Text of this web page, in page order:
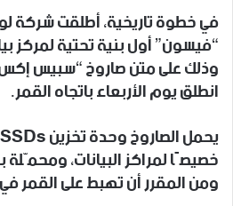
في خطوة تاريخية، أطلقت شركة
“فيسون” أول بنية تحتية لمركز
انطلق يوم الأربعاء باتجاه القمر.
خصيصًا لمراكز البيانات، ومحمّلة
ومن المقرر أن تهبط على القمر في 4 مارس.